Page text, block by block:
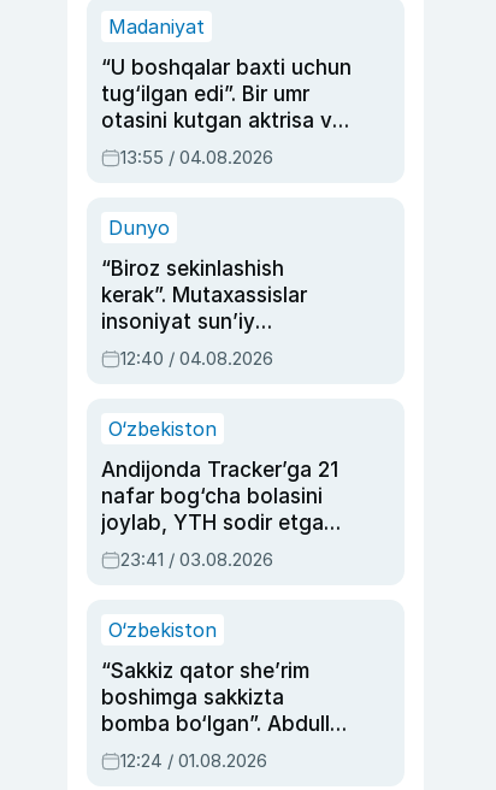
Madaniyat
“U boshqalar baxti uchun
tug‘ilgan edi”. Bir umr
otasini kutgan aktrisa va
dublyaj ustasi Rimma
Ahmedovaning
13:55 / 04.08.2026
Dunyo
“Biroz sekinlashish
kerak”. Mutaxassislar
insoniyat sun’iy
intellektni boshqara
olmay qolishidan xavotir
12:40 / 04.08.2026
O‘zbekiston
Andijonda Tracker’ga 21
nafar bog‘cha bolasini
joylab, YTH sodir etgan
ayolga sud hukmi o‘qildi
23:41 / 03.08.2026
O‘zbekiston
“Sakkiz qator she’rim
boshimga sakkizta
bomba bo‘lgan”. Abdulla
Oripovni siyosiy
ayblovlardan asrab
12:24 / 01.08.2026